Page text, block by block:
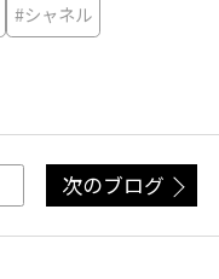
#シャネル
次のブログ